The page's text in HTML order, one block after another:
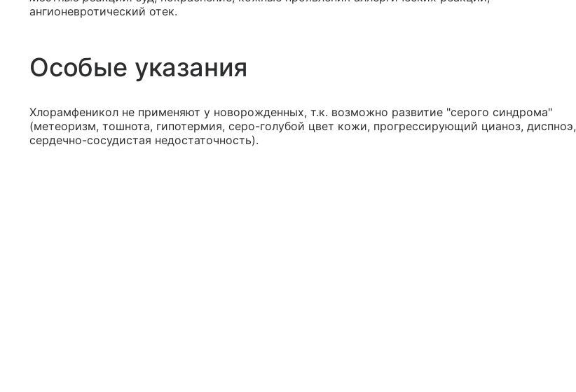
ангионевротический отек.
Особые указания
Хлорамфеникол не применяют у новорожденных, т.к. возможно развитие "серого синдрома"
(метеоризм, тошнота, гипотермия, серо-голубой цвет кожи, прогрессирующий цианоз, диспноэ,
сердечно-сосудистая недостаточность).